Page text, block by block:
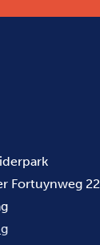
Fortuynweg 22